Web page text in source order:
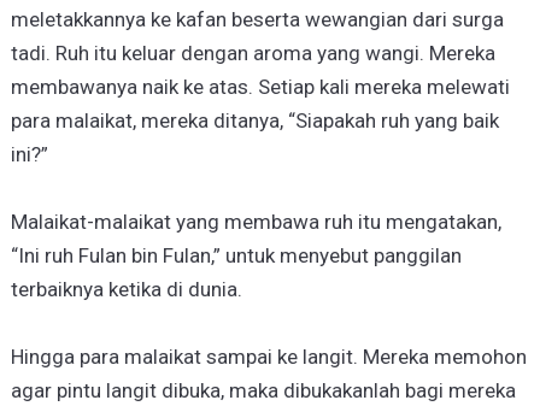
meletakkannya ke kafan beserta wewangian dari surga
tadi. Ruh itu keluar dengan aroma yang wangi. Mereka
membawanya naik ke atas. Setiap kali mereka melewati
para malaikat, mereka ditanya, “Siapakah ruh yang baik
ini?”
Malaikat-malaikat yang membawa ruh itu mengatakan,
“Ini ruh Fulan bin Fulan,” untuk menyebut panggilan
terbaiknya ketika di dunia.
Hingga para malaikat sampai ke langit. Mereka memohon
agar pintu langit dibuka, maka dibukakanlah bagi mereka